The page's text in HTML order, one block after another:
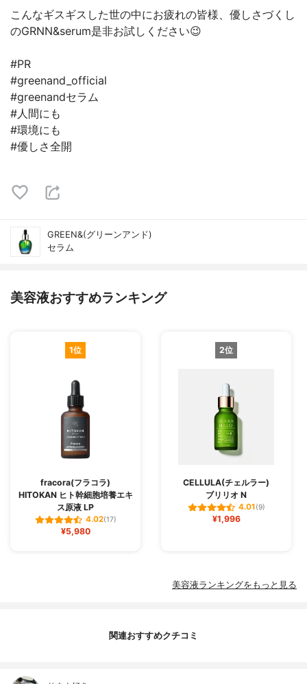
こんなギスギスした世の中にお疲れの皆様、優しさづくし
のGRNN&serum是非お試しください😉
#PR
#greenand_official
#greenandセラム
#人間にも
#環境にも
#優しさ全開
GREEN&(グリーンアンド)
セラム
美容液おすすめランキング
1位
fracora(フラコラ)
HITOKAN ヒト幹細胞培養エキ
ス原液 LP
4.02(17)
¥5,980
2位
CELLULA(チェルラー)
ブリリオ N
4.01(9)
¥1,996
美容液ランキングをもっと見る
関連おすすめクチコミ